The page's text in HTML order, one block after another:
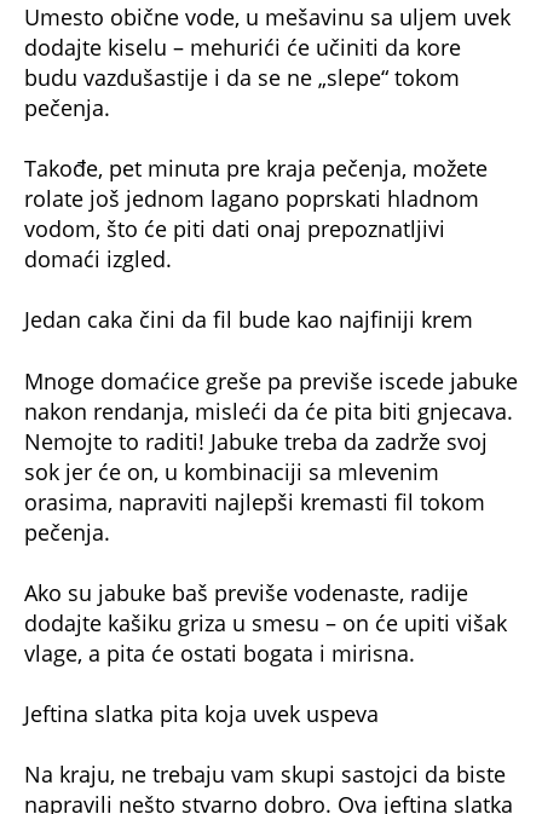
Umesto obične vode, u mešavinu sa uljem uvek
dodajte kiselu – mehurići će učiniti da kore
budu vazdušastije i da se ne „slepe“ tokom
pečenja.
Takođe, pet minuta pre kraja pečenja, možete
rolate još jednom lagano poprskati hladnom
vodom, što će piti dati onaj prepoznatljivi
domaći izgled.
Jedan caka čini da fil bude kao najfiniji krem
Mnoge domaćice greše pa previše iscede jabuke
nakon rendanja, misleći da će pita biti gnjecava.
Nemojte to raditi! Jabuke treba da zadrže svoj
sok jer će on, u kombinaciji sa mlevenim
orasima, napraviti najlepši kremasti fil tokom
pečenja.
Ako su jabuke baš previše vodenaste, radije
dodajte kašiku griza u smesu – on će upiti višak
vlage, a pita će ostati bogata i mirisna.
Jeftina slatka pita koja uvek uspeva
Na kraju, ne trebaju vam skupi sastojci da biste
napravili nešto stvarno dobro. Ova jeftina slatka